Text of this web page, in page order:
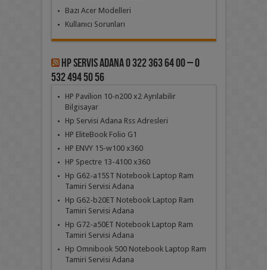
Bazı Acer Modelleri
Kullanıcı Sorunları
Hp Servis Adana 0 322 363 64 00 – 0
532 494 50 56
HP Pavilion 10-n200 x2 Ayrılabilir
Bilgisayar
Hp Servisi Adana Rss Adresleri
HP EliteBook Folio G1
HP ENVY 15-w100 x360
HP Spectre 13-4100 x360
Hp G62-a15ST Notebook Laptop Ram
Tamiri Servisi Adana
Hp G62-b20ET Notebook Laptop Ram
Tamiri Servisi Adana
Hp G72-a50ET Notebook Laptop Ram
Tamiri Servisi Adana
Hp Omnibook 500 Notebook Laptop Ram
Tamiri Servisi Adana